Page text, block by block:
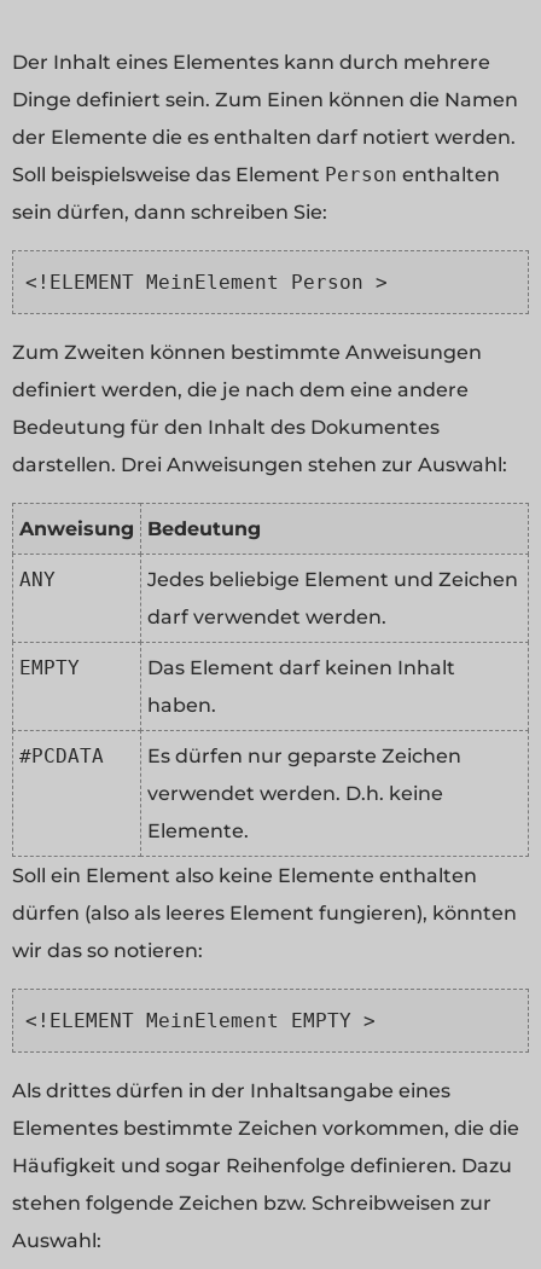
Der Inhalt eines Elementes kann durch mehrere
Dinge definiert sein. Zum Einen können die Namen
der Elemente die es enthalten darf notiert werden.
Soll beispielsweise das Element Person enthalten
sein dürfen, dann schreiben Sie:
<!ELEMENT MeinElement Person >
Zum Zweiten können bestimmte Anweisungen
definiert werden, die je nach dem eine andere
Bedeutung für den Inhalt des Dokumentes
darstellen. Drei Anweisungen stehen zur Auswahl:
Anweisung Bedeutung
ANY
Jedes beliebige Element und Zeichen
darf verwendet werden.
EMPTY
Das Element darf keinen Inhalt
haben.
#PCDATA
Es dürfen nur geparste Zeichen
verwendet werden. D.h. keine
Elemente.
Soll ein Element also keine Elemente enthalten
dürfen (also als leeres Element fungieren), könnten
wir das so notieren:
<!ELEMENT MeinElement EMPTY >
Als drittes dürfen in der Inhaltsangabe eines
Elementes bestimmte Zeichen vorkommen, die die
Häufigkeit und sogar Reihenfolge definieren. Dazu
stehen folgende Zeichen bzw. Schreibweisen zur
Auswahl: